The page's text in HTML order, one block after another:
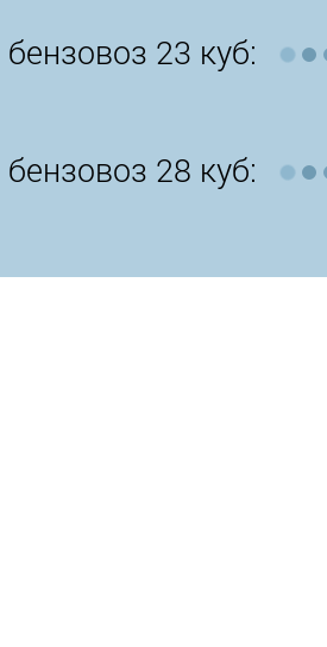
бензовоз 23 куб:
бензовоз 28 куб: